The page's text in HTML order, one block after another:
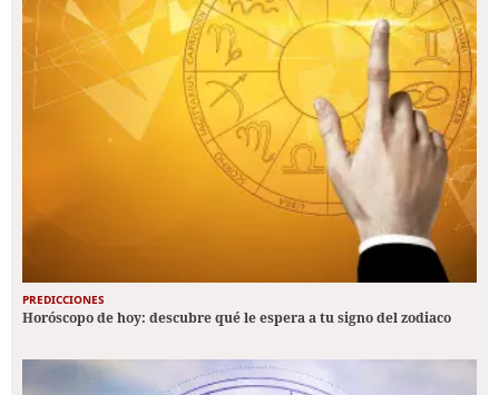
PREDICCIONES
Horóscopo de hoy: descubre qué le espera a tu signo del zodiaco